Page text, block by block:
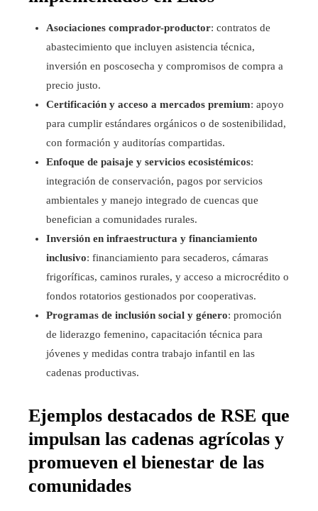
Asociaciones comprador-productor: contratos de
abastecimiento que incluyen asistencia técnica,
inversión en poscosecha y compromisos de compra a
precio justo.
Certificación y acceso a mercados premium: apoyo
para cumplir estándares orgánicos o de sostenibilidad,
con formación y auditorías compartidas.
Enfoque de paisaje y servicios ecosistémicos:
integración de conservación, pagos por servicios
ambientales y manejo integrado de cuencas que
benefician a comunidades rurales.
Inversión en infraestructura y financiamiento
inclusivo: financiamiento para secaderos, cámaras
frigoríficas, caminos rurales, y acceso a microcrédito o
fondos rotatorios gestionados por cooperativas.
Programas de inclusión social y género: promoción
de liderazgo femenino, capacitación técnica para
jóvenes y medidas contra trabajo infantil en las
cadenas productivas.
Ejemplos destacados de RSE que
impulsan las cadenas agrícolas y
promueven el bienestar de las
comunidades